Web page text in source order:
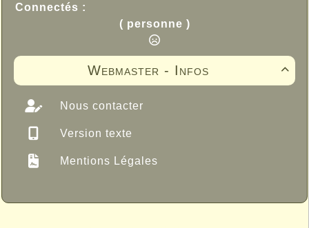
Connectés :
( personne )

Webmaster - Infos
Nous contacter
Version texte
Mentions Légales